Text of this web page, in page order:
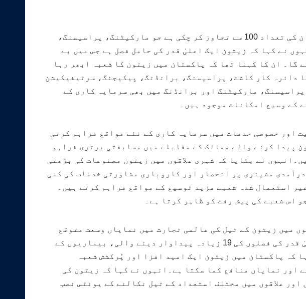
انہوں نے بتایا کہ منصوبے کے آغاز پر صرف ایک یا دو ادارے موجود تھے جبکہ آج ان کی تعداد 100 سے تجاوز کر چکی ہے جو مارکیٹنگ، پراسیسنگ،
نے کہا کہ زیتون ایک اعلیٰ قدر کی حامل فصل ہے جس میں بے
گا۔ ان کا کہنا تھا کہ پاکستان میں زیتون کا شعبہ ابھر رہا
دائرہ کار کاشت، پراسیسنگ، برانڈنگ، پیکیجنگ، سرٹیفیکیشن
مارکیٹنگ اور برانڈنگ میں بھی سرمایہ کاری کے
کے وسیع امکانات موجود ہیں۔
اور خصوصی خدمات میں سرمایہ کاری کے نئے مواقع فراہم کرتی
پیدا کرنے والے ممالک کے مقابلے میں مسابقتی برتری فراہم
نے بتایا کہ شہری علاقوں میں زیتون مصنوعات کی بڑھتی
مشینری پر انحصار اور کاروباری مشاورتی خدمات کی کمی
استعمال شدہ شعبے مزید توسیع کے مواقع فراہم کرتے ہیں۔
اس شعبے کی پیش رفت کو ظاہر کرتا ہے۔
میں زیتون کے تیل کی عالمی تجارت میں نمایاں وسعت متوقع
ہے۔انہوں نے مزید بتایا کہ مسلسل کوششوں کے نتیجے میں زیتون سمیت متعدد اعلیٰ قدر کی فصلوں کی 19 زیادہ پیداوار دینے والی، بیماریوں کے
کہ پاکستان میں زیتون ایک امید افزا اور پُرکشش شعبہ
اور نمایاں منافع کما سکتا ہے۔انہوں نے کہا کہ زیتون کی
علاقوں میں مختلف استعداد کے تیل نکالنے کے یونٹس نصب